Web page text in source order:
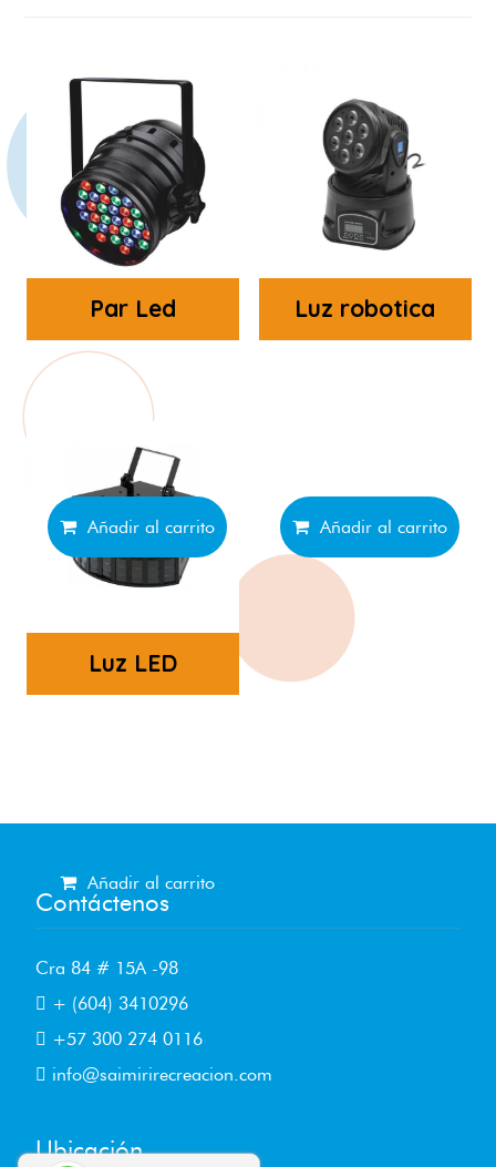
Par Led
Añadir al carrito
Luz robotica
Añadir al carrito
Luz LED
Añadir al carrito
Contáctenos
Cra 84 # 15A -98
+ (604) 3410296
+57 300 274 0116
info@saimirirecreacion.com
Ubicación